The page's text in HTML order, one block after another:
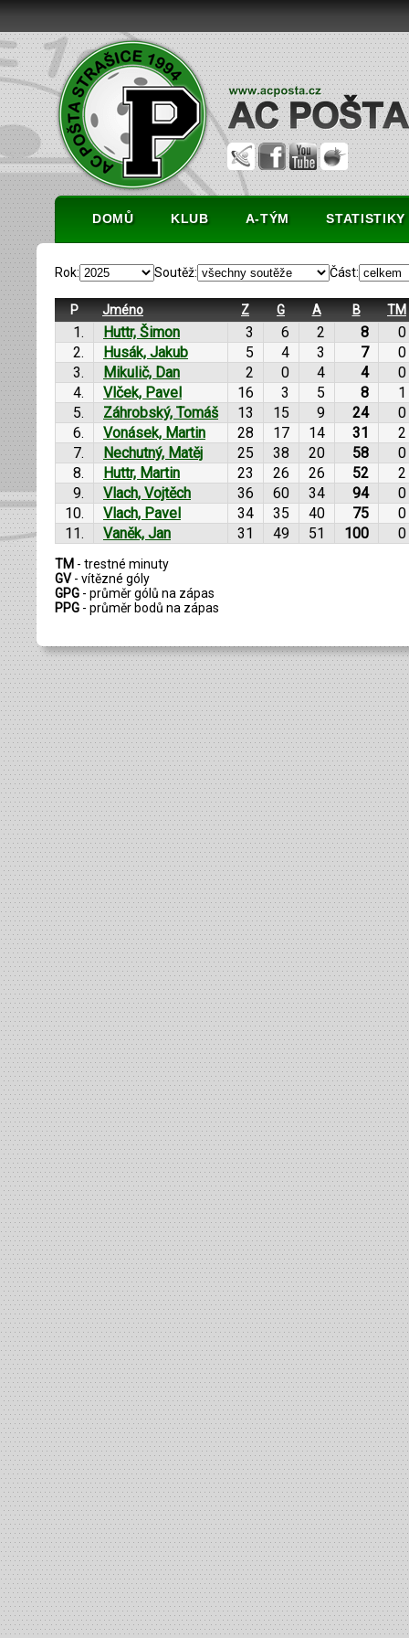
DOMŮ KLUB A-TÝM STATISTIKY
Rok: Soutěž: Část:
P Jméno Z G A B TM
1. Huttr, Šimon 3 6 2 8
0
2.
Husák, Jakub 5 4 3 7
0
3.
Mikulič, Dan 2 0 4 4
0
4.
Vlček, Pavel 16 3 5 8
1
5.
Záhrobský, Tomáš 13 15 9 24
0
6.
Vonásek, Martin 28 17 14 31
2
7.
Nechutný, Matěj 25 38 20 58
0
8.
Huttr, Martin 23 26 26 52
2
9.
Vlach, Vojtěch 36 60 34 94
0
10.
Vlach, Pavel 34 35 40 75
0
11.
Vaněk, Jan 31 49 51 100 0
TM - trestné minuty
GV - vítězné góly
GPG - průměr gólů na zápas
PPG - průměr bodů na zápas